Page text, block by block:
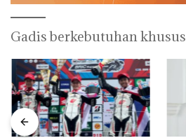
Gadis berkebutuhan khusus